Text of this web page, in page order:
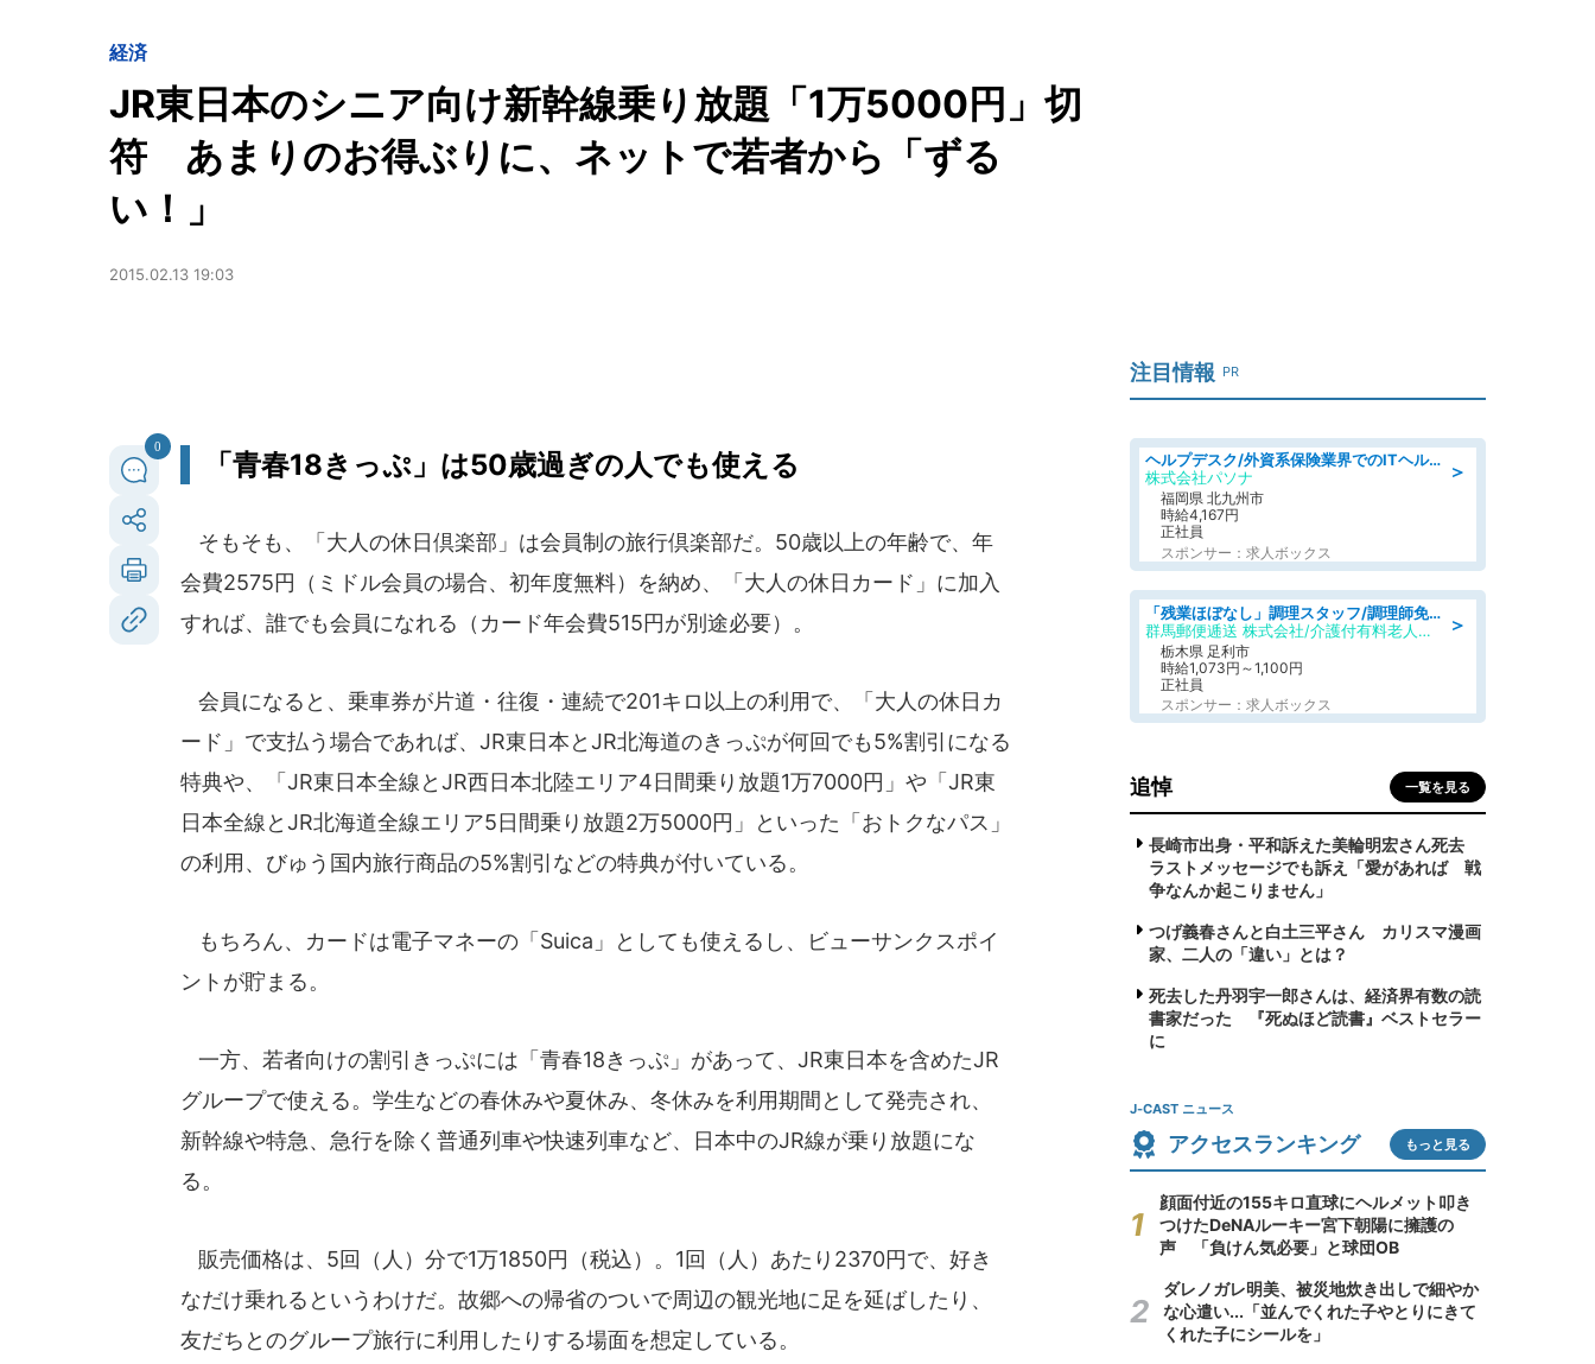
経済
JR東日本のシニア向け新幹線乗り放題「1万5000円」切
符 あまりのお得ぶりに、ネットで若者から「ずる
い！」
2015.02.13 19:03
0
「青春18きっぷ」は50歳過ぎの人でも使える
そもそも、「大人の休日倶楽部」は会員制の旅行倶楽部だ。50歳以上の年齢で、年
会費2575円（ミドル会員の場合、初年度無料）を納め、「大人の休日カード」に加入
すれば、誰でも会員になれる（カード年会費515円が別途必要）。
会員になると、乗車券が片道・往復・連続で201キロ以上の利用で、「大人の休日カ
ード」で支払う場合であれば、JR東日本とJR北海道のきっぷが何回でも5%割引になる
特典や、「JR東日本全線とJR西日本北陸エリア4日間乗り放題1万7000円」や「JR東
日本全線とJR北海道全線エリア5日間乗り放題2万5000円」といった「おトクなパス」
の利用、びゅう国内旅行商品の5%割引などの特典が付いている。
もちろん、カードは電子マネーの「Suica」としても使えるし、ビューサンクスポイ
ントが貯まる。
一方、若者向けの割引きっぷには「青春18きっぷ」があって、JR東日本を含めたJR
グループで使える。学生などの春休みや夏休み、冬休みを利用期間として発売され、
新幹線や特急、急行を除く普通列車や快速列車など、日本中のJR線が乗り放題にな
る。
販売価格は、5回（人）分で1万1850円（税込）。1回（人）あたり2370円で、好き
なだけ乗れるというわけだ。故郷への帰省のついで周辺の観光地に足を延ばしたり、
友だちとのグループ旅行に利用したりする場面を想定している。
注目情報 PR
＞
ヘルプデスク/外資系保険業界でのITヘルプデスク業務/駅近/即日勤務可/ヘルプデスク
株式会社パソナ
福岡県 北九州市
時給4,167円
正社員
スポンサー：求人ボックス
＞
「残業ほぼなし」調理スタッフ/調理師免許必須/正職員/日勤のみ/介護付き有料老人ホーム/社会保障完備
群馬郵便逓送 株式会社/介護付有料老人ホーム ふる里
栃木県 足利市
時給1,073円～1,100円
正社員
スポンサー：求人ボックス
追悼 一覧を見る
長崎市出身・平和訴えた美輪明宏さん死去
ラストメッセージでも訴え「愛があれば 戦
争なんか起こりません」
つげ義春さんと白土三平さん カリスマ漫画
家、二人の「違い」とは？
死去した丹羽宇一郎さんは、経済界有数の読
書家だった 『死ぬほど読書』ベストセラー
に
J-CAST ニュース
アクセスランキング もっと見る
顔面付近の155キロ直球にヘルメット叩き
つけたDeNAルーキー宮下朝陽に擁護の
声 「負けん気必要」と球団OB
ダレノガレ明美、被災地炊き出しで細やか
な心遣い...「並んでくれた子やとりにきて
くれた子にシールを」